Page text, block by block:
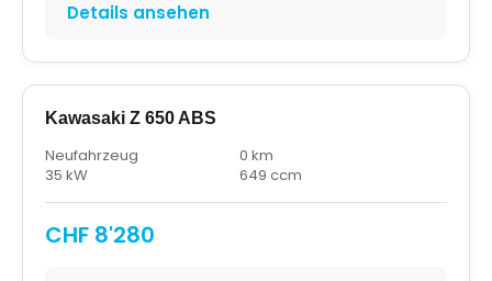
Details ansehen
Kawasaki Z 650 ABS
Neufahrzeug
0 km
35 kW
649 ccm
CHF 8'280